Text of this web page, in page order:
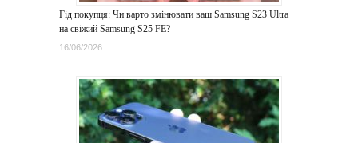
Гід покупця: Чи варто змінювати ваш Samsung S23 Ultra
на свіжий Samsung S25 FE?
16/06/2026